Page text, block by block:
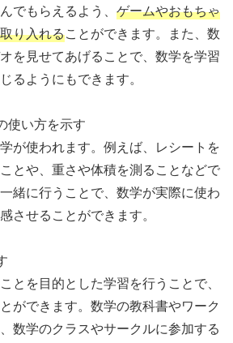
でもらえるよう、 ゲームやおもちゃ
り入れることができます。また、数
を見せてあげることで、数学を学習
るようにもできます。
使い方を示す
が使われます。例えば、レシートを
とや、重さや体積を測ることなどで
緒に行うことで、数学が実際に使わ
させることができます。
とを目的とした学習を行うことで、
ができます。数学の教科書やワーク
数学のクラスやサークルに参加する